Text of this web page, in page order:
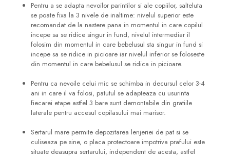
Pentru a se adapta nevoilor parintilor si ale copiilor, salteluta
se poate fixa la 3 nivele de inaltime: nivelul superior este
recomandat de la nastere pana in momentul in care copilul
incepe sa se ridice singur in fund, nivelul intermediar il
folosim din momentul in care bebelusul sta singur in fund si
incepe sa se ridice in picioare iar nivelul inferior se foloseste
din momentul in care bebelusul se ridica in picioare.
Pentru ca nevoile celui mic se schimba in decursul celor 3-4
ani in care il va folosi, patutul se adapteaza cu usurinta
fiecarei etape astfel 3 bare sunt demontabile din gratiile
laterale pentru accesul copilasului mai marisor.
Sertarul mare permite depozitarea lenjeriei de pat si se
culiseaza pe sine, o placa protectoare impotriva prafului este
situate deasupra sertarului, independent de acesta, astfel